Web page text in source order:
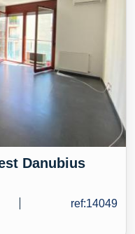
Danubius
ref:14049